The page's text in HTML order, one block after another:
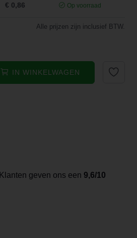
€ 0,86 Op voorraad
Alle prijzen zijn inclusief BTW.
IN WINKELWAGEN
Klanten geven ons een 9,6/10